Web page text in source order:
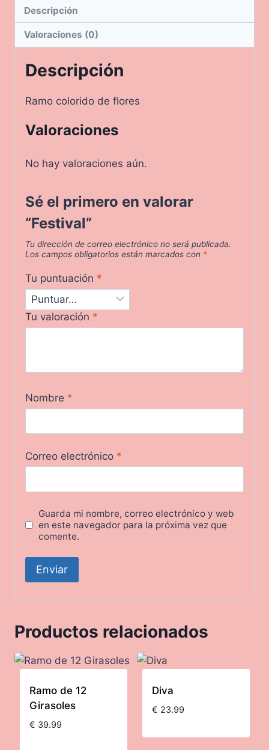
Descripción
Valoraciones (0)
Descripción
Ramo colorido de flores
Valoraciones
No hay valoraciones aún.
Sé el primero en valorar
“Festival”
Tu dirección de correo electrónico no será publicada.
Los campos obligatorios están marcados con *
Tu puntuación *
Tu valoración *
Nombre *
Correo electrónico *
Guarda mi nombre, correo electrónico y web
en este navegador para la próxima vez que
comente.
Productos relacionados
Ramo de 12
Girasoles
€ 39.99
Diva
€ 23.99